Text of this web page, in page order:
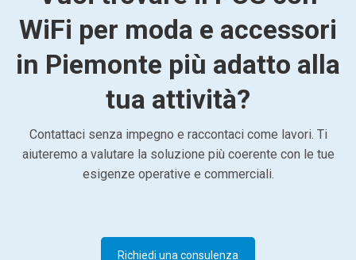
WiFi per moda e accessori
in Piemonte più adatto alla
tua attività?
Contattaci senza impegno e raccontaci come lavori. Ti
aiuteremo a valutare la soluzione più coerente con le tue
esigenze operative e commerciali.
Richiedi una consulenza